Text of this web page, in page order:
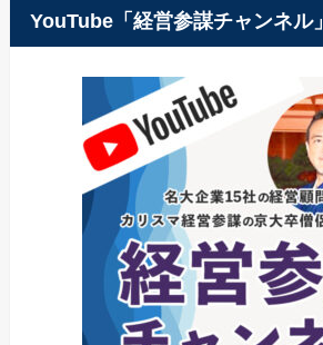
YouTube「経営参謀チャンネル」